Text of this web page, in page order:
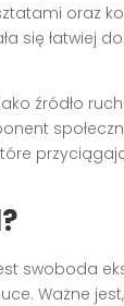
oraz
się łatwiej
źródło
swoboda
Ważne